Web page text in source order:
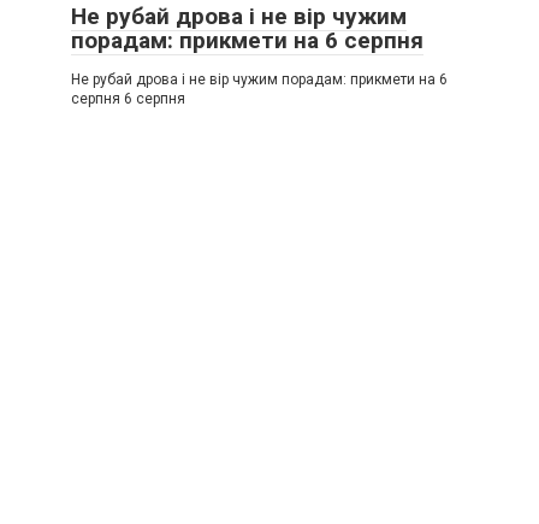
Не рубай дрова і не вір чужим
порадам: прикмети на 6 серпня
Не рубай дрова і не вір чужим порадам: прикмети на 6
серпня 6 серпня